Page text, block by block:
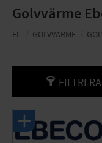
Golvvärme
EL GOLVVÄRME
FILTRERA